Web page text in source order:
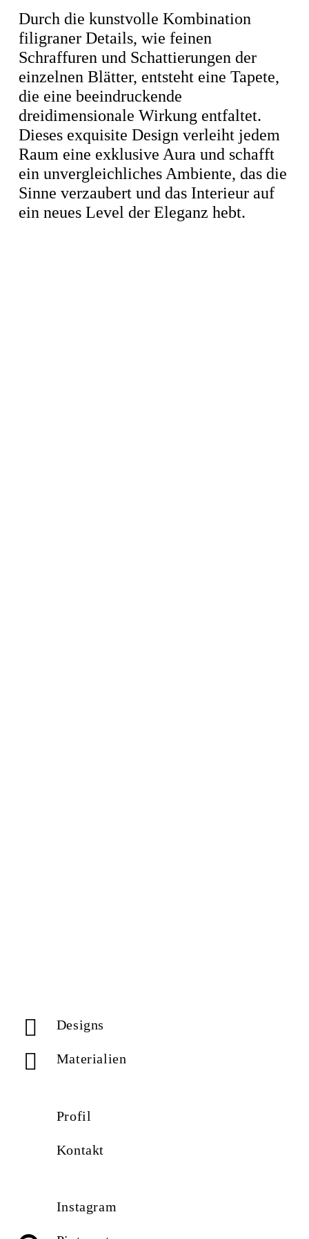
Durch die kunstvolle Kombination
filigraner Details, wie feinen
Schraffuren und Schattierungen der
einzelnen Blätter, entsteht eine Tapete,
die eine beeindruckende
dreidimensionale Wirkung entfaltet.
Dieses exquisite Design verleiht jedem
Raum eine exklusive Aura und schafft
ein unvergleichliches Ambiente, das die
Sinne verzaubert und das Interieur auf
ein neues Level der Eleganz hebt.
Designs
Materialien
Profil
Kontakt
Instagram